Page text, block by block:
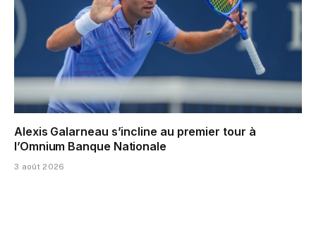
Alexis Galarneau s’incline au premier tour à
l’Omnium Banque Nationale
3 août 2026